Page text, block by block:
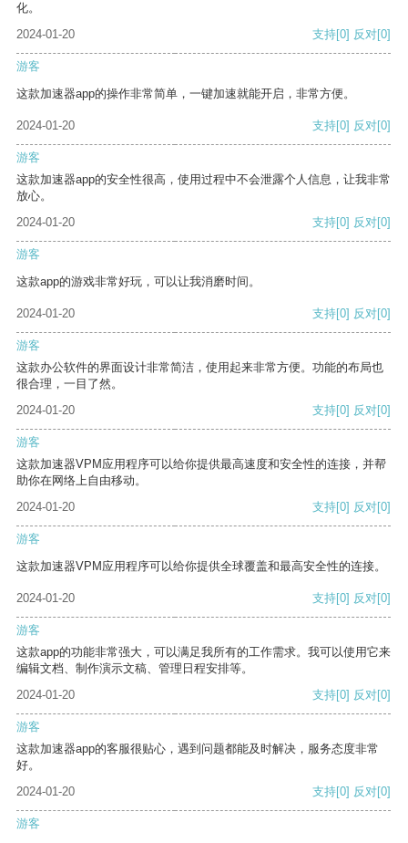
化。
2024-01-20
支持[0] 反对[0]
游客
这款加速器app的操作非常简单，一键加速就能开启，非常方便。
2024-01-20 支持[0] 反对[0]
游客
这款加速器app的安全性很高，使用过程中不会泄露个人信息，让我非常
放心。
2024-01-20
支持[0] 反对[0]
游客
这款app的游戏非常好玩，可以让我消磨时间。
2024-01-20 支持[0] 反对[0]
游客
这款办公软件的界面设计非常简洁，使用起来非常方便。功能的布局也
很合理，一目了然。
2024-01-20
支持[0] 反对[0]
游客
这款加速器VPM应用程序可以给你提供最高速度和安全性的连接，并帮
助你在网络上自由移动。
2024-01-20
支持[0] 反对[0]
游客
这款加速器VPM应用程序可以给你提供全球覆盖和最高安全性的连接。
2024-01-20 支持[0] 反对[0]
游客
这款app的功能非常强大，可以满足我所有的工作需求。我可以使用它来
编辑文档、制作演示文稿、管理日程安排等。
2024-01-20
支持[0] 反对[0]
游客
这款加速器app的客服很贴心，遇到问题都能及时解决，服务态度非常
好。
2024-01-20
支持[0] 反对[0]
游客